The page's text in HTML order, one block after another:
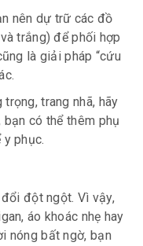
nên dự trữ các đồ
trắng) để phối hợp
là giải pháp “cứu
trang nhã, hãy
có thể thêm phụ
phục.
đột ngột. Vì vậy,
áo khoác nhẹ hay
nóng bất ngờ, bạn